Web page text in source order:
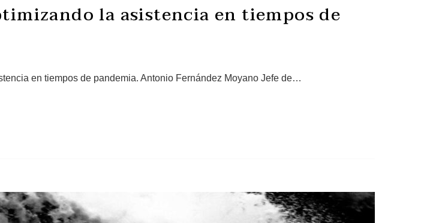
la asistencia en tiempos de
en tiempos de pandemia. Antonio Fernández Moyano Jefe de…